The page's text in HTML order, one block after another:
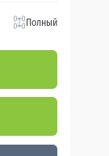
Полный